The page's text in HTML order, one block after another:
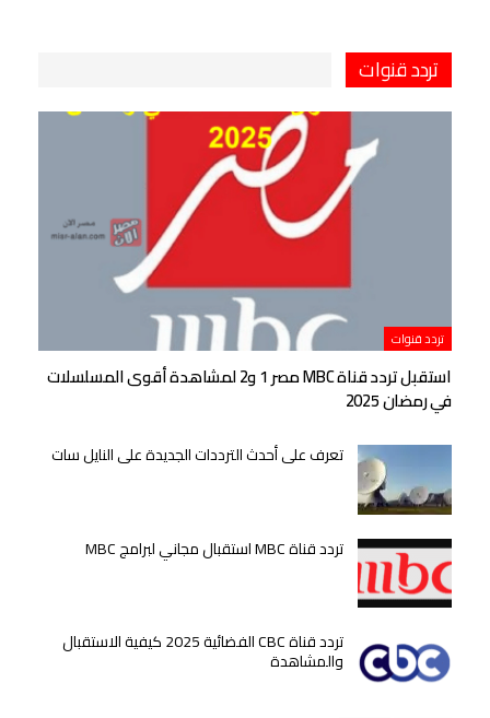
تردد قنوات
تردد قنوات
استقبل تردد قناة MBC مصر 1 و2 لمشاهدة أقوى المسلسلات
في رمضان 2025
تعرف على أحدث الترددات الجديدة على النايل سات
تردد قناة MBC استقبال مجاني لبرامج MBC
تردد قناة CBC الفضائية 2025 كيفية الاستقبال
والمشاهدة